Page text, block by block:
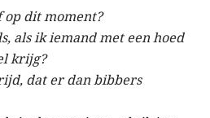
op dit moment?
als ik iemand met een hoed
krijg?
dat er dan bibbers